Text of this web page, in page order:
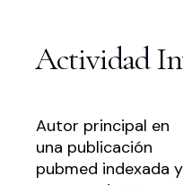
Actividad
Autor principal en
una publicación
pubmed indexada y